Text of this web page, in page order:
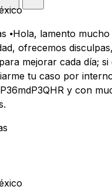
⦁Hola, lamento
ofrecemos
mejorar cada día; si
tu caso por
y con